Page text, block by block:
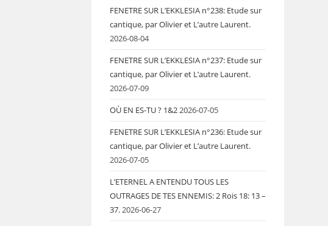
FENETRE SUR L’EKKLESIA n°238: Etude sur
cantique, par Olivier et L’autre Laurent.
2026-08-04
FENETRE SUR L’EKKLESIA n°237: Etude sur
cantique, par Olivier et L’autre Laurent.
2026-07-09
OÙ EN ES-TU ? 1&22026-07-05
FENETRE SUR L’EKKLESIA n°236: Etude sur
cantique, par Olivier et L’autre Laurent.
2026-07-05
L’ETERNEL A ENTENDU TOUS LES
OUTRAGES DE TES ENNEMIS: 2 Rois 18: 13 –
37.2026-06-27